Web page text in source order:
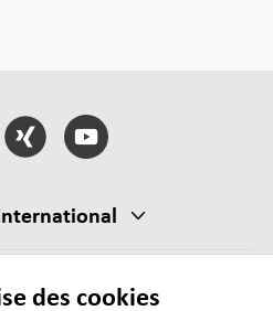
International
CGVdes cookies